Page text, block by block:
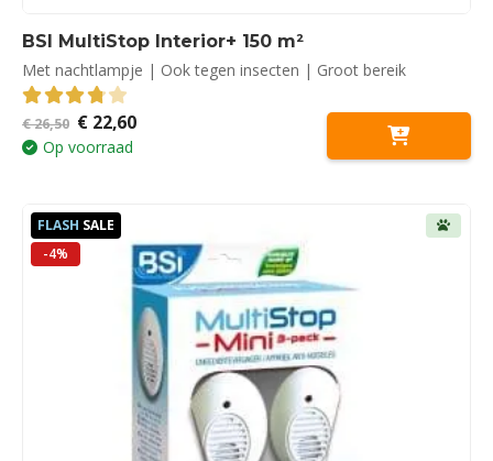
BSI MultiStop Interior+ 150 m²
Met nachtlampje | Ook tegen insecten | Groot bereik
3.81out of 5
€26,50 Oorspronkelijke
prijs
was:
€22,60Huidige
Op voorraad
FLASH SALE
-4%